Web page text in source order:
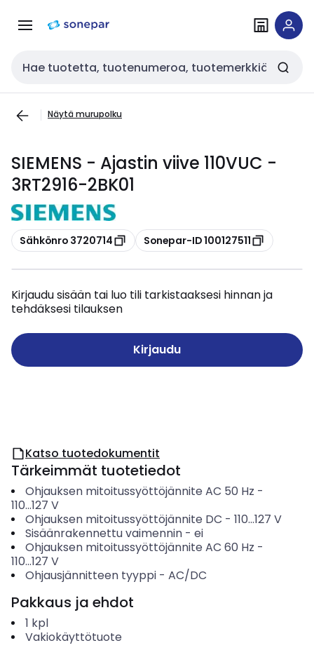
navigointiinsisältöön
Haku
Näytä murupolku
SIEMENS - Ajastin viive 110VUC -
3RT2916-2BK01
Kopioi
Sähkönro 3720714 Kopioi
Sonepar-ID 100127511
Kirjaudu sisään tai luo tili tarkistaaksesi hinnan ja
tehdäksesi tilauksen
Kirjaudu
Katso tuotedokumentit
Tärkeimmät tuotetiedot
Ohjauksen mitoitussyöttöjännite AC 50 Hz -
110...127 V
Ohjauksen mitoitussyöttöjännite DC - 110...127 V
Sisäänrakennettu vaimennin- ei
Ohjauksen mitoitussyöttöjännite AC 60 Hz -
110...127 V
Ohjausjännitteen tyyppi- AC/DC
Pakkaus ja ehdot
1 kpl
Vakiokäyttötuote